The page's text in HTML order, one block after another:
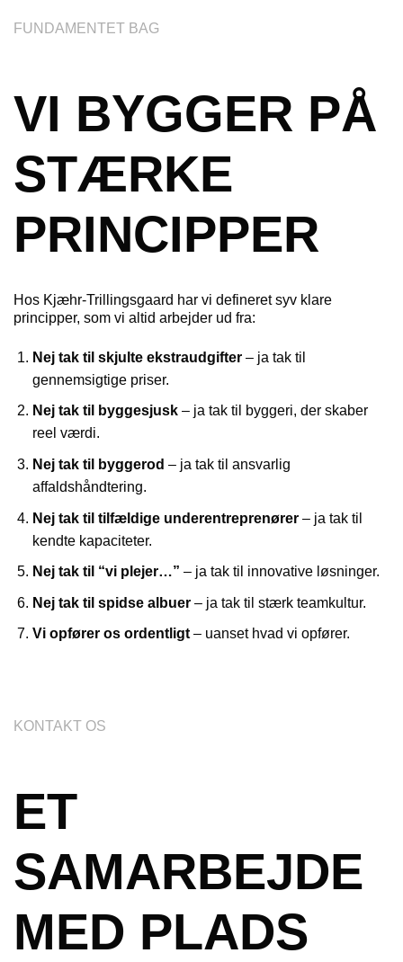
FUNDAMENTET BAG
VI BYGGER PÅ
STÆRKE
PRINCIPPER
Hos Kjæhr-Trillingsgaard har vi defineret syv klare
principper, som vi altid arbejder ud fra:
Nej tak til skjulte ekstraudgifter– ja tak til
gennemsigtige priser.
Nej tak til byggesjusk– ja tak til byggeri, der skaber
reel værdi.
Nej tak til byggerod – ja tak til ansvarlig
affaldshåndtering.
Nej tak til tilfældige underentreprenører– ja tak til
kendte kapaciteter.
Nej tak til “vi plejer…” – ja tak til innovative løsninger.
Nej tak til spidse albuer– ja tak til stærk teamkultur.
Vi opfører os ordentligt– uanset hvad vi opfører.
KONTAKT OS
ET
SAMARBEJDE
MED PLADS